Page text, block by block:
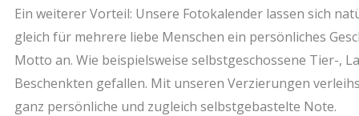
Ein weiterer Vorteil: Unsere Fotokalender lassen sich
gleich für mehrere liebe Menschen ein persönliches
Motto an. Wie beispielsweise selbstgeschossene Tier-,
Beschenkten gefallen. Mit unseren Verzierungen
ganz persönliche und zugleich selbstgebastelte Note.